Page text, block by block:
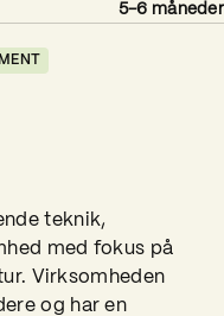
teknik,
med fokus på
Virksomheden
og har en
5-6 måneder